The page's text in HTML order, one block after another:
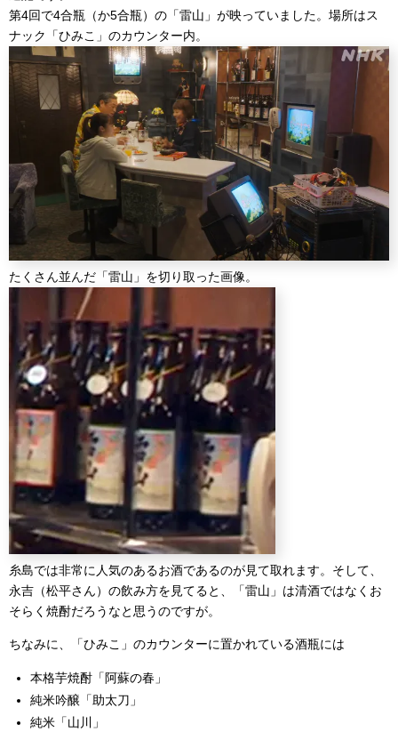
第4回で4合瓶（か5合瓶）の「雷山」が映っていました。場所はス
ナック「ひみこ」のカウンター内。
たくさん並んだ「雷山」を切り取った画像。
糸島では非常に人気のあるお酒であるのが見て取れます。そして、
永吉（松平さん）の飲み方を見てると、「雷山」は清酒ではなくお
そらく焼酎だろうなと思うのですが。
ちなみに、「ひみこ」のカウンターに置かれている酒瓶には
本格芋焼酎「阿蘇の春」
純米吟醸「助太刀」
純米「山川」